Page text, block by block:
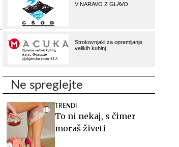
Ne spreglejte
TRENDI
To ni nekaj, s čimer
moraš živeti